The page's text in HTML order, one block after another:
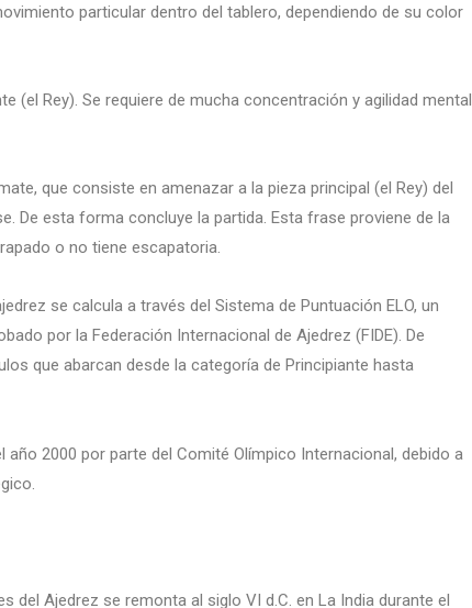
particular dentro del tablero, dependiendo de su color
(el Rey). Se requiere de mucha concentración y agilidad mental
que consiste en amenazar a la pieza principal (el Rey) del
De esta forma concluye la partida. Esta frase proviene de la
o no tiene escapatoria.
se calcula a través del Sistema de Puntuación ELO, un
por la Federación Internacional de Ajedrez (FIDE). De
que abarcan desde la categoría de Principiante hasta
2000 por parte del Comité Olímpico Internacional, debido a
del Ajedrez se remonta al siglo VI d.C. en La India durante el